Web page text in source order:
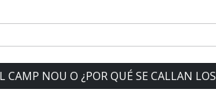
CAMP NOU O ¿POR QUÉ SE CALLAN